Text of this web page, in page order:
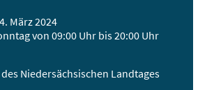
März 2024
von 09:00 Uhr bis 20:00 Uhr
Niedersächsischen Landtages